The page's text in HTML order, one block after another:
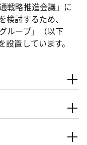
戦略推進会議」に
討するため、
ループ」（以下
設置しています。